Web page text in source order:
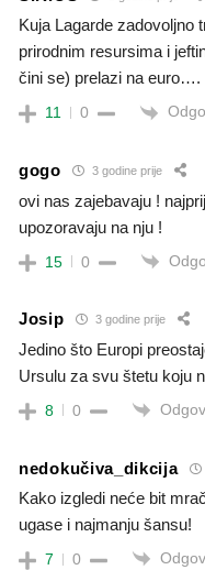
Kuja Lagarde zadovoljno
prirodnim resursima i
čini se) prelazi na euro….
11 0
gogo 3 godine prije
ovi nas zajebavaju !
upozoravaju na nju !
15 0
Josip 3 godine prije
Jedino što Europi
Ursulu za svu štetu koju
8 0
nedokučiva_dikcija
Kako izgledi neće bit
ugase i najmanju šansu!
7 0